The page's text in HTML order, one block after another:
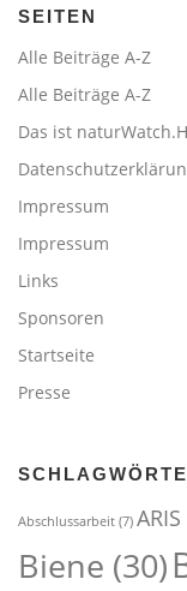
SEITEN
Alle Beiträge A-Z
Alle Beiträge A-Z
Das ist
Impressum
Impressum
Links
Sponsoren
Startseite
Presse
Abschlussarbeit (7) ARIS
Biene (30)